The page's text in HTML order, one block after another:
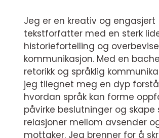
Jeg er en kreativ og engasjert
tekstforfatter med en sterk
historiefortelling og
kommunikasjon. Med en
retorikk og språklig
jeg tilegnet meg en dyp
hvordan språk kan forme
påvirke beslutninger og skape
relasjoner mellom avsender
mottaker. Jeg brenner for å